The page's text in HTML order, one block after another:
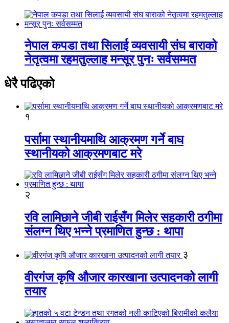
नेपाल कपडा तथा सिलाई व्यवसायी संघ बाराको
नेतृत्वमा रहमतुल्लाह मन्सूर पुनः सर्वसम्मत
धेरै पढिएको
१
पर्सामा स्थानीयमाथि आक्रमण गर्ने बाघ
स्थानीयको आक्रमणबाट मरे
२
रवि लामिछाने जीबी राईसँग मिलेर सहकारी ठगीमा
संलग्न थिए भन्ने प्रमाणित हुन्छ : थापा
३
वीरगंज कृषि औजार कारखाना उत्पादनको लागी
तयार